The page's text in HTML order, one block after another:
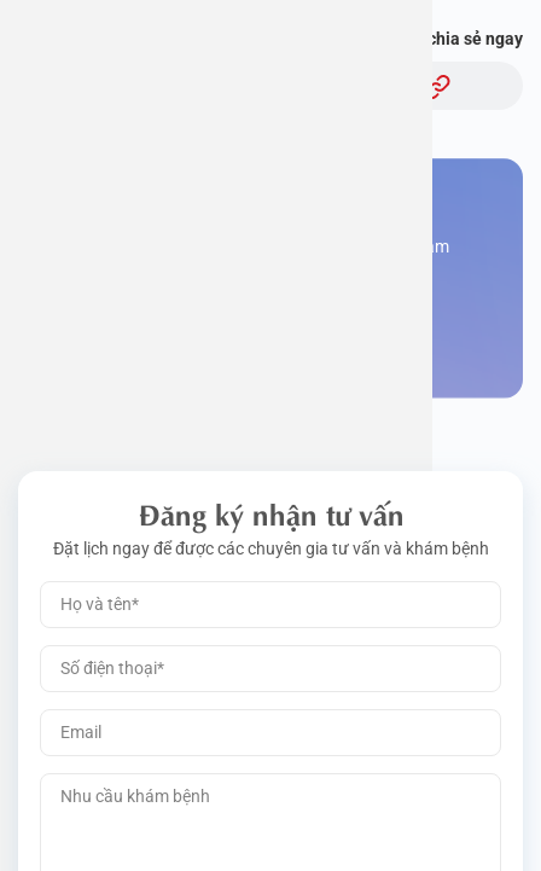
Bạn thấy thông tin này hữu ích, chia sẻ ngay
Đăng kí ngay để được các chuyên gia tư vấn và khám
Đăng ký nhận tư vấn
Đặt lịch ngay để được các chuyên gia tư vấn và khám bệnh